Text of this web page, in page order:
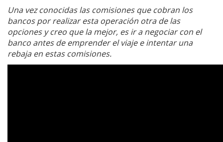
Una vez conocidas las comisiones que cobran los
bancos por realizar esta operación otra de las
opciones y creo que la mejor, es ir a negociar con el
banco antes de emprender el viaje e intentar una
rebaja en estas comisiones.